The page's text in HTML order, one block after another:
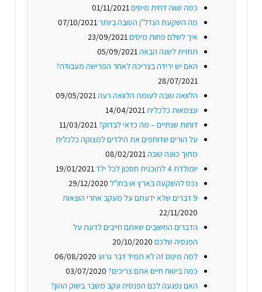
כמה שווה דחית מיסים01/11/2021
מה השקעת הנדל"ן הטובה ביותר07/10/2021
איך לשלם פחות מיסים23/09/2021
תחזית לשנה הבאה05/09/2021
האם יש ירידה בצריכה לאחר הפרישה מעבודה?
28/07/2021
הלוואה טובה לעומת הלוואה רעה09/05/2021
עצמאות כלכלית14/04/2021
דוחות שנתיים – מה כדאי לבדוק?11/03/2021
על הורים שדוחפים את הילדים למצוקה כלכלית
מתוך כוונה טובה08/02/2021
יומולדת 4 לתוכנית חסכון לכל ילד
19/01/2021
נכס להשקעה בארץ או בחו"ל 29/12/2020
9 דברים שלא ידעתם על מעקב אחרי הוצאות
22/11/2020
הדברים החשובים שאתם חייבים לדעת על
הפנסיה שלכם 20/10/2020
למה מינוס זה לא תמיד דבר גרוע 06/08/2020
כמה ביטוח חיים אתם צריכים? 03/07/2020
האם נפגעה לכם הפנסיה עקב משבר בשוק ההון?